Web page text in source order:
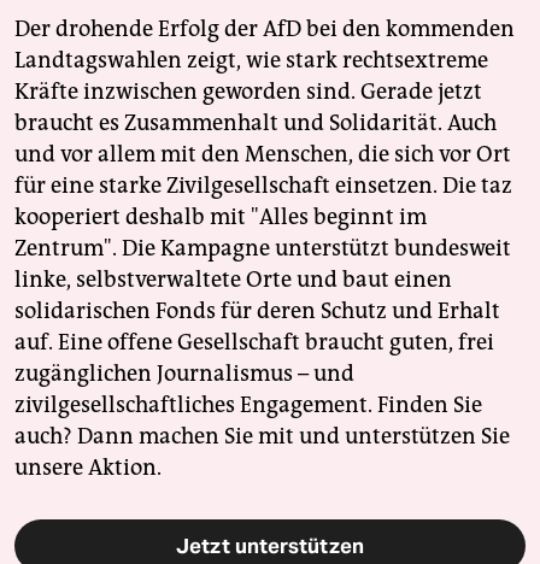
Der drohende Erfolg der AfD bei den kommenden
Landtagswahlen zeigt, wie stark rechtsextreme
Kräfte inzwischen geworden sind. Gerade jetzt
braucht es Zusammenhalt und Solidarität. Auch
und vor allem mit den Menschen, die sich vor Ort
für eine starke Zivilgesellschaft einsetzen. Die taz
kooperiert deshalb mit "Alles beginnt im
Zentrum". Die Kampagne unterstützt bundesweit
linke, selbstverwaltete Orte und baut einen
solidarischen Fonds für deren Schutz und Erhalt
auf. Eine offene Gesellschaft braucht guten, frei
zugänglichen Journalismus – und
zivilgesellschaftliches Engagement. Finden Sie
auch? Dann machen Sie mit und unterstützen Sie
unsere Aktion.
Jetzt unterstützen